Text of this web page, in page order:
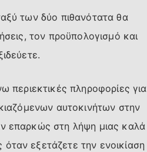
των δύο πιθανότατα θα
τον προϋπολογισμό και
περιεκτικές πληροφορίες για
αυτοκινήτων στην
επαρκώς στη λήψη μιας καλά
εξετάζετε την ενοικίαση